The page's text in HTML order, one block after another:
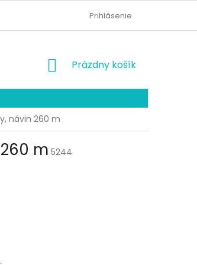
ODSTÚPENIE OD ZMLUVY
Prihlásenie
NÁKUPNÝ
Prázdny košík
návin 260 m
m 5244